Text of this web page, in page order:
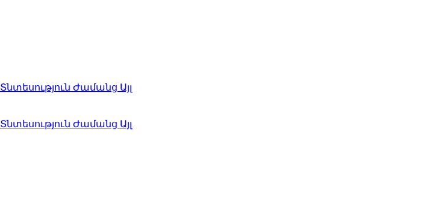
Տնտեսություն Ժամանց Այլ
Տնտեսություն Ժամանց Այլ